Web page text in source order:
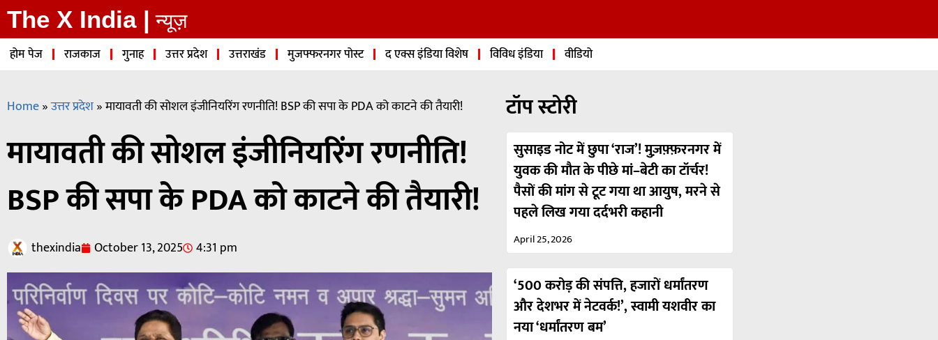
The X India | न्यूज़
होम पेज राजकाज गुनाह उत्तर प्रदेश उत्तराखंड मुजफ्फरनगर पोस्ट द एक्स इंडिया विशेष विविध इंडिया वीडियो
Home»उत्तर प्रदेश»मायावती की सोशल इंजीनियरिंग रणनीति! BSP की सपा के PDA को काटने की तैयारी!
मायावती की सोशल इंजीनियरिंग रणनीति!
BSP की सपा के PDA को काटने की तैयारी!
thexindia October 13, 2025 4:31 pm
टॉप स्टोरी
सुसाइड नोट में छुपा ‘राज’! मुज़फ़्फ़रनगर में
युवक की मौत के पीछे मां–बेटी का टॉर्चर!
पैसों की मांग से टूट गया था आयुष, मरने से
पहले लिख गया दर्दभरी कहानी
April 25, 2026
‘500 करोड़ की संपत्ति, हजारों धर्मांतरण
और देशभर में नेटवर्क!’, स्वामी यशवीर का
नया ‘धर्मांतरण बम’